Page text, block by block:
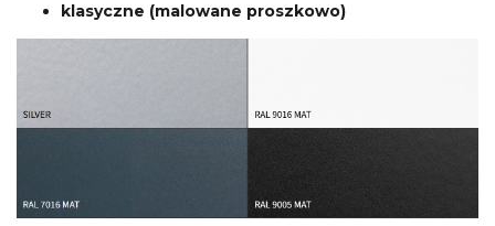
klasyczne (malowane proszkowo)